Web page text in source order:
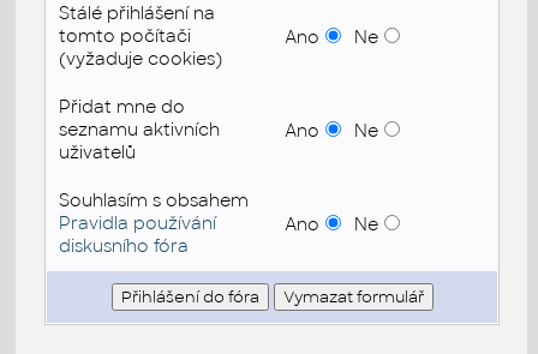
Stálé přihlášení na
tomto počítači
(vyžaduje cookies)
Ano Ne
Přidat mne do
seznamu aktivních
uživatelů
Ano Ne
Souhlasím s obsahem
Pravidla používání
diskusního fóra
Ano Ne